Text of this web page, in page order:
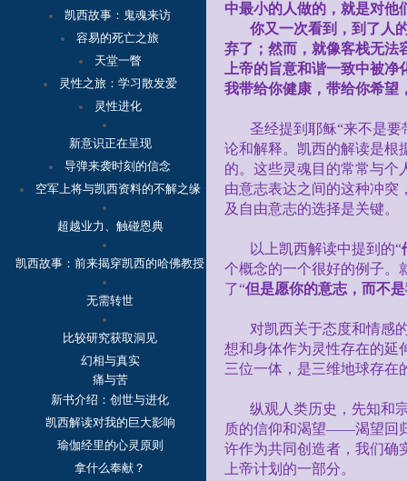
凯西故事：鬼魂来访
容易的死亡之旅
天堂一瞥
灵性之旅：学习散发爱
灵性进化
新意识正在呈现
导弹来袭时刻的信念
空军上将与凯西资料的不解之缘
超越业力、触碰恩典
凯西故事： 前来揭穿凯西的哈佛教授
无需转世
比较研究获取洞见
幻相与真实
痛与苦
新书介绍：创世与进化
凯西解读对我的巨大影响
瑜伽经里的心灵原则
拿什么奉献？
中最小的人做的，就是对他
你又一次看到，到了人
弃了；然而，就像客栈无
上帝的旨意和谐一致中被
我带给你健康，带给你希望
圣经提到耶稣“来不是
论和解释。凯西的解读是根
的。这些灵魂目的常常与个
由意志表达之间的这种冲突
及自由意志的选择是关键。
以上凯西解读中提到的“
个概念的一个很好的例子。
了“但是愿你的意志，而不
对凯西关于态度和情感
想和身体作为灵性存在的延
三位一体，是三维地球存在
纵观人类历史，先知和
质的信仰和渴望——渴望回
许作为共同创造者，我们确
上帝计划的一部分。